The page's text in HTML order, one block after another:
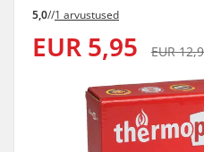
5,0//1 arvustused
EUR 5,95 EUR